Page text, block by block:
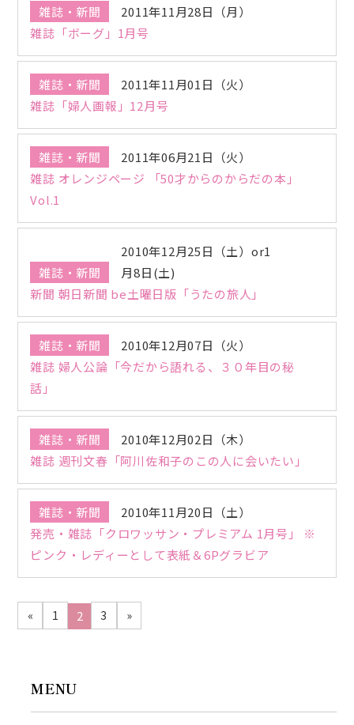
雑誌・新聞
2011年11月28日（月）
雑誌「ボーグ」1月号
雑誌・新聞
2011年11月01日（火）
雑誌「婦人画報」12月号
雑誌・新聞
2011年06月21日（火）
雑誌 オレンジページ 「50才からのからだの本」
Vol.1
雑誌・新聞
2010年12月25日（土）or1
月8日(土)
新聞 朝日新聞 be土曜日版「うたの旅人」
雑誌・新聞
2010年12月07日（火）
雑誌 婦人公論「今だから語れる、３０年目の秘
話」
雑誌・新聞
2010年12月02日（木）
雑誌 週刊文春「阿川佐和子のこの人に会いたい」
雑誌・新聞
2010年11月20日（土）
発売・雑誌「クロワッサン・プレミアム 1月号」 ※
ピンク・レディーとして表紙＆6Pグラビア
« 1 2 3 »
MENU